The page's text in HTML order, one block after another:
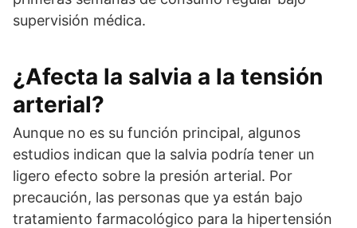
supervisión médica.
¿Afecta la salvia a la tensión
arterial?
Aunque no es su función principal, algunos
estudios indican que la salvia podría tener un
ligero efecto sobre la presión arterial. Por
precaución, las personas que ya están bajo
tratamiento farmacológico para la hipertensión